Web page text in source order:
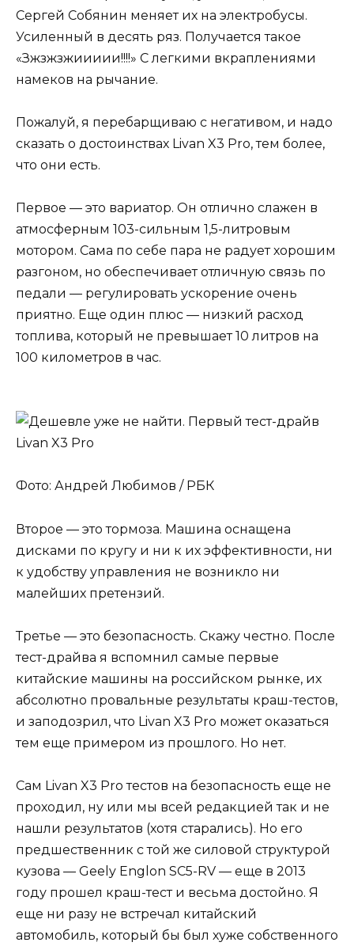
Сергей Собянин меняет их на электробусы.
Усиленный в десять ряз. Получается такое
«Зжзжзжиииии!!!!» С легкими вкраплениями
намеков на рычание.
Пожалуй, я перебарщиваю с негативом, и надо
сказать о достоинствах Livan X3 Pro, тем более,
что они есть.
Первое — это вариатор. Он отлично слажен в
атмосферным 103-сильным 1,5-литровым
мотором. Сама по себе пара не радует хорошим
разгоном, но обеспечивает отличную связь по
педали — регулировать ускорение очень
приятно. Еще один плюс — низкий расход
топлива, который не превышает 10 литров на
100 километров в час.
Фото: Андрей Любимов / РБК
Второе — это тормоза. Машина оснащена
дисками по кругу и ни к их эффективности, ни
к удобству управления не возникло ни
малейших претензий.
Третье — это безопасность. Скажу честно. После
тест-драйва я вспомнил самые первые
китайские машины на российском рынке, их
абсолютно провальные результаты краш-тестов,
и заподозрил, что Livan X3 Pro может оказаться
тем еще примером из прошлого. Но нет.
Сам Livan X3 Pro тестов на безопасность еще не
проходил, ну или мы всей редакцией так и не
нашли результатов (хотя старались). Но его
предшественник с той же силовой структурой
кузова — Geely Englon SC5-RV — еще в 2013
году прошел краш-тест и весьма достойно. Я
еще ни разу не встречал китайский
автомобиль, который бы был хуже собственного